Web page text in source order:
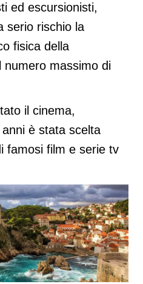
ed escursionisti,
serio rischio la
fisica della
numero massimo di
il cinema,
è stata scelta
famosi film e serie tv